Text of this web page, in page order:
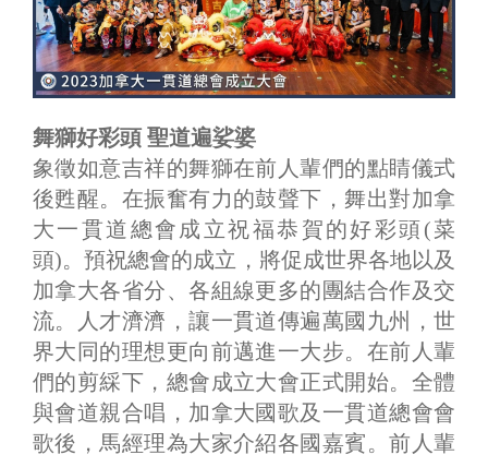
舞獅好彩頭 聖道遍娑婆
象徵如意吉祥的舞獅在前人輩們的點睛儀式
後甦醒。在振奮有力的鼓聲下，舞出對加拿
大一貫道總會成立祝福恭賀的好彩頭(菜
頭)。預祝總會的成立，將促成世界各地以及
加拿大各省分、各組線更多的團結合作及交
流。人才濟濟，讓一貫道傳遍萬國九州，世
界大同的理想更向前邁進一大步。在前人輩
們的剪綵下，總會成立大會正式開始。全體
與會道親合唱，加拿大國歌及一貫道總會會
歌後，馬經理為大家介紹各國嘉賓。前人輩